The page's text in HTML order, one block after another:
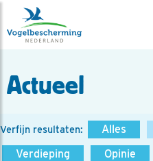
Actueel
Verfijn resultaten: Alles
Verdieping
Opinie